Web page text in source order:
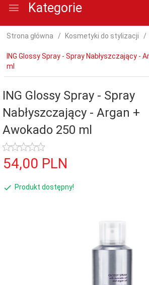
Kategorie
Strona główna Kosmetyki do stylizacji
ING Glossy Spray - Spray Nabłyszczający -
ml
ING Glossy Spray - Spray
Nabłyszczający - Argan +
Awokado 250 ml
54,00 PLN
Produkt dostępny!